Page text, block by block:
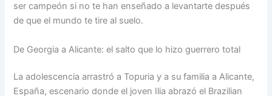
ser campeón si no te han enseñado a levantarte después
de que el mundo te tire al suelo.
De Georgia a Alicante: el salto que lo hizo guerrero total
La adolescencia arrastró a Topuria y a su familia a Alicante,
España, escenario donde el joven Ilia abrazó el Brazilian